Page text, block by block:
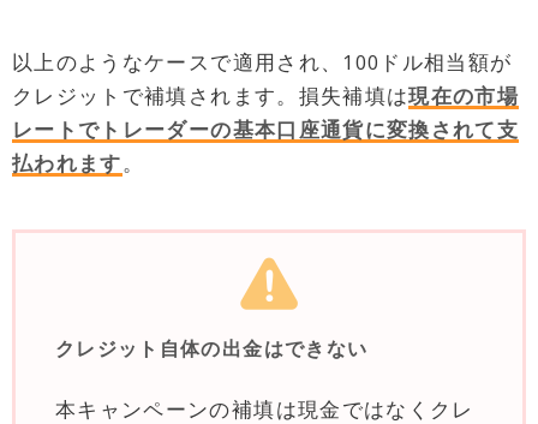
以上のようなケースで適用され、100ドル相当額が
クレジットで補填されます。損失補填は現在の市場
レートでトレーダーの基本口座通貨に変換されて支
払われます。
クレジット自体の出金はできない
本キャンペーンの補填は現金ではなくクレ